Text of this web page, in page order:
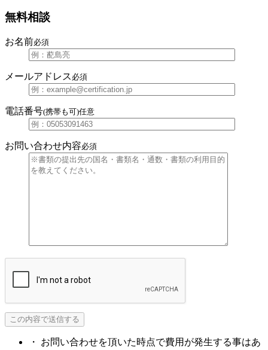
無料相談
お名前必須
メールアドレス 必須
電話番号(携帯も可)任意
お問い合わせ内容必須
・ お問い合わせを頂いた時点で費用が発生する事はあ